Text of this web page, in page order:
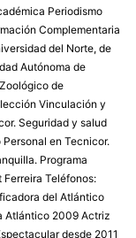
Periodismo
Complementaria
del Norte, de
Autónoma de
de
Vinculación y
Seguridad y salud
en Tecnicor.
Programa
Teléfonos:
del Atlántico
Atlántico 2009 Actriz
desde 2011